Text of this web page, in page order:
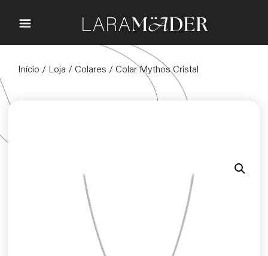
Início / Loja / Colares / Colar Mythos Cristal